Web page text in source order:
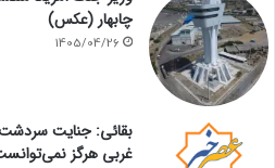
چابهار (عکس)
1405/04/26
بقائی: جنایت
غربی هرگز